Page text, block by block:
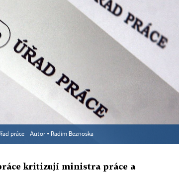
práce Autor ▪ Radim Beznoska
kritizují ministra práce a